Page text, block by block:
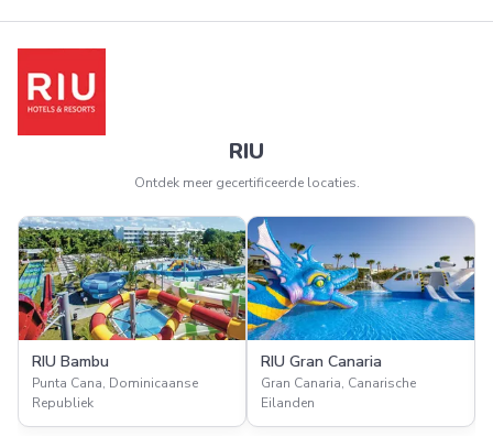
RIU
Ontdek meer gecertificeerde locaties.
RIU Bambu
Punta Cana, Dominicaanse
Republiek
RIU Gran Canaria
Gran Canaria, Canarische
Eilanden